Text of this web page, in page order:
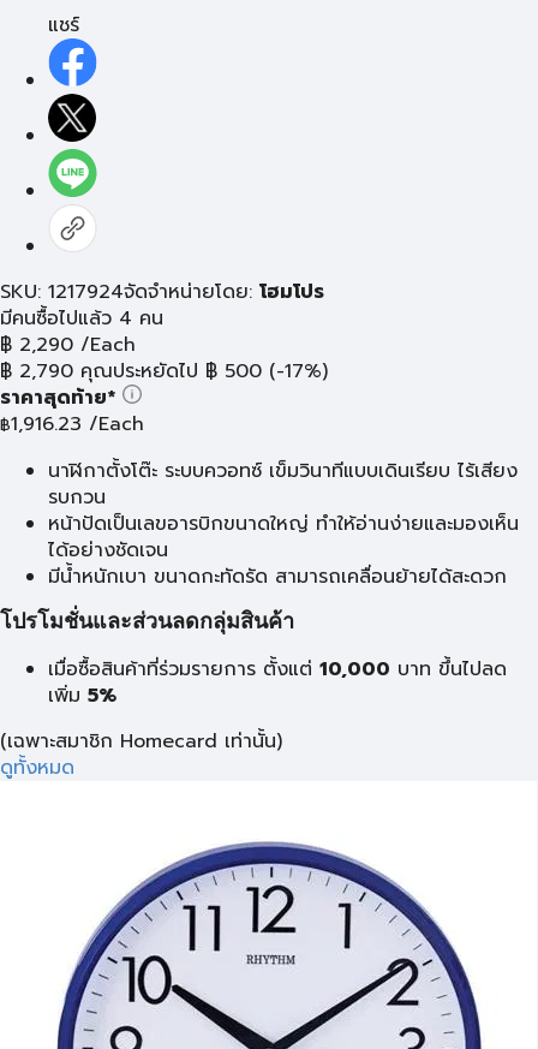
แชร์
SKU: 1217924จัดจำหน่ายโดย: โฮมโปร
มีคนซื้อไปแล้ว 4 คน
฿ 2,290 /Each
฿ 2,790 คุณประหยัดไป ฿ 500 (-17%)
ราคาสุดท้าย*
฿1,916.23 /Each
นาฬิกาตั้งโต๊ะ ระบบควอทซ์ เข็มวินาทีแบบเดินเรียบ ไร้เสียง
รบกวน
หน้าปัดเป็นเลขอารบิกขนาดใหญ่ ทำให้อ่านง่ายและมองเห็น
ได้อย่างชัดเจน
มีน้ำหนักเบา ขนาดกะทัดรัด สามารถเคลื่อนย้ายได้สะดวก
โปรโมชั่นและส่วนลดกลุ่มสินค้า
เมื่อซื้อสินค้าที่ร่วมรายการ ตั้งแต่ 10,000 บาท ขึ้นไปลด
เพิ่ม 5%
(เฉพาะสมาชิก Homecard เท่านั้น)
ดูทั้งหมด